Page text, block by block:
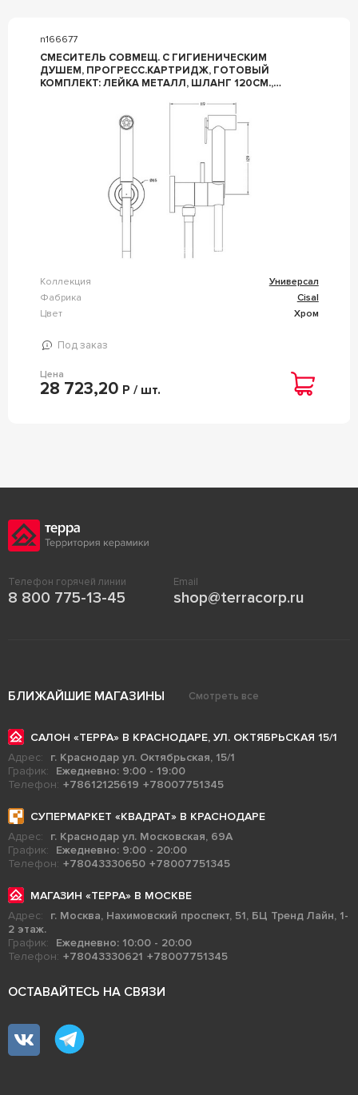
n166677
СМЕСИТЕЛЬ СОВМЕЩ. С ГИГИЕНИЧЕСКИМ
ДУШЕМ, ПРОГРЕСС.КАРТРИДЖ, ГОТОВЫЙ
КОМПЛЕКТ: ЛЕЙКА МЕТАЛЛ, ШЛАНГ 120СМ.,
УНИВЕРСАЛ CV00797521
Коллекция
Универсал
Фабрика
Cisal
Цвет
Хром
Под заказ
Цена
28 723,20 Р / шт.
Телефон горячей линии
8 800 775-13-45
Email
shop@terracorp.ru
БЛИЖАЙШИЕ МАГАЗИНЫ Смотреть все
САЛОН «ТЕРРА» В КРАСНОДАРЕ, УЛ. ОКТЯБРЬСКАЯ 15/1
Адрес:
г. Краснодар ул. Октябрьская, 15/1
График:
Ежедневно: 9:00 - 19:00
Телефон: +78612125619 +78007751345
СУПЕРМАРКЕТ «КВАДРАТ» В КРАСНОДАРЕ
Адрес:
г. Краснодар ул. Московская, 69А
График:
Ежедневно: 9:00 - 20:00
Телефон: +78043330650 +78007751345
МАГАЗИН «ТЕРРА» В МОСКВЕ
Адрес:
г. Москва, Нахимовский проспект, 51, БЦ Тренд Лайн, 1-
2 этаж.
График:
Ежедневно: 10:00 - 20:00
Телефон: +78043330621 +78007751345
ОСТАВАЙТЕСЬ НА СВЯЗИ